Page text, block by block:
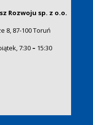
Rozwoju sp. z o.o.
8, 87-100 Toruń
7:30– 15:30